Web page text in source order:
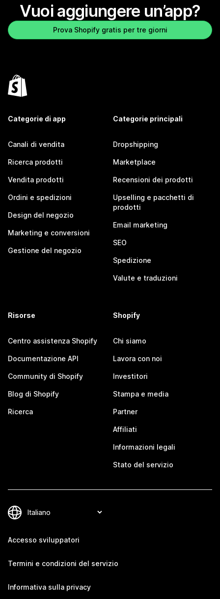
Vuoi aggiungere un’app?
Prova Shopify gratis per tre giorni
Categorie di app
Canali di vendita
Ricerca prodotti
Vendita prodotti
Ordini e spedizioni
Design del negozio
Marketing e conversioni
Gestione del negozio
Categorie principali
Dropshipping
Marketplace
Recensioni dei prodotti
Upselling e pacchetti di
prodotti
Email marketing
SEO
Spedizione
Valute e traduzioni
Risorse
Centro assistenza Shopify
Documentazione API
Community di Shopify
Blog di Shopify
Ricerca
Shopify
Chi siamo
Lavora con noi
Investitori
Stampa e media
Partner
Affiliati
Informazioni legali
Stato del servizio
Accesso sviluppatori
Termini e condizioni del servizio
Informativa sulla privacy